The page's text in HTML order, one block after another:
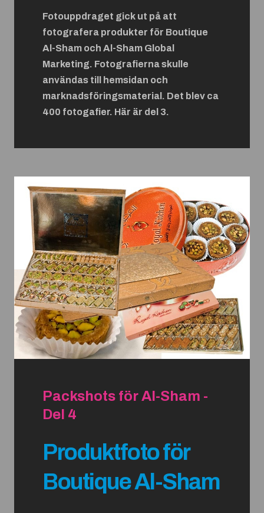
Fotouppdraget gick ut på att
fotografera produkter för Boutique
Al-Sham och Al-Sham Global
Marketing. Fotografierna skulle
användas till hemsidan och
marknadsföringsmaterial. Det blev ca
400 fotogafier. Här är del 3.
Packshots för Al-Sham -
Del 4
Produktfoto för
Boutique Al-Sham